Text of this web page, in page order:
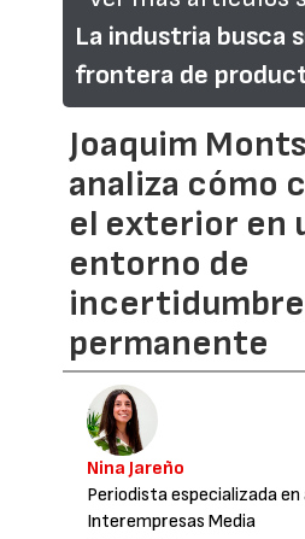
La industria busca
frontera de
Joaquim
analiza cómo
el exterior en
entorno de
incertidumbre
permanente
Nina Jareño
Periodista especializada
Interempresas Media